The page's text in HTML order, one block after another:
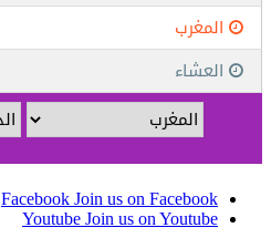
Facebook Join us on Facebook
Youtube Join us on Youtube